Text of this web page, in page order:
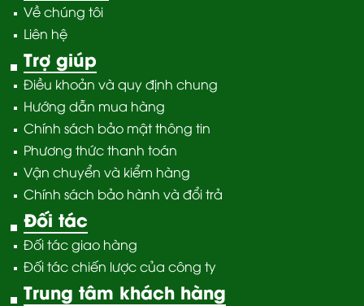
Về chúng tôi
Liên hệ
Trợ giúp
Điều khoản và quy định chung
Hướng dẫn mua hàng
Chính sách bảo mật thông tin
Phương thức thanh toán
Vận chuyển và kiểm hàng
Chính sách bảo hành và đổi trả
Đối tác
Đối tác giao hàng
Đối tác chiến lược của công ty
Trung tâm khách hàng